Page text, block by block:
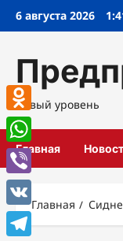
Перейти
6 августа 2026
Новый уровень
Главная
Главная
Odnoklassniki
WhatsApp
Viber
VK